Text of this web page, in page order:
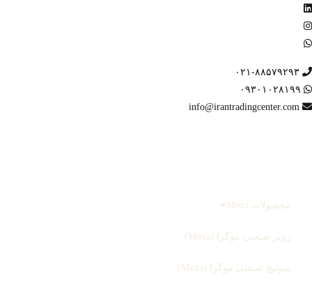
۰۲۱-۸۸۵۷۹۲۹۳
۰۹۳۰۱۰۲۸۱۹۹
info@irantradingcenter.com
محصولات Moxa
روتر صنعتی موگزا (Moxa)
سوئیچ صنعتی موگزا (Moxa)